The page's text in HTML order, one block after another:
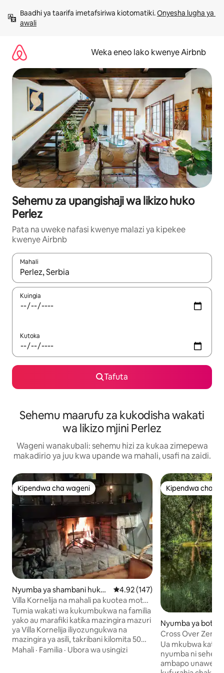
kwenda
kwenye
Baadhi ya taarifa imetafsiriwa kiotomatiki. Onyesha lugha ya
awali
Weka eneo lako kwenye Airbnb
Sehemu za upangishaji wa likizo huko
Perlez
Pata na uweke nafasi kwenye malazi ya kipekee
kwenye Airbnb
Mahali
Wakati matokeo yanapatikana, vinjari kwa kutumia vitufe vya
Kuingia
Kutoka
Tafuta
Sehemu maarufu za kukodisha wakati
wa likizo mjini Perlez
Wageni wanakubali: sehemu hizi za kukaa zimepewa
makadirio ya juu kwa upande wa mahali, usafi na zaidi.
Kipendwa cha wageni
Kipendwa cha wageni
Nyumba ya shambani huko
Stari Slankamen
Ukadiriaji wa wastani wa 4.92
4.92 (147)
Villa Kornelija na mahali pa kuotea moto
pa kimahaba!
Tumia wakati wa kukumbukwa na familia
yako au marafiki katika mazingira mazuri
ya Villa Kornelija iliyozungukwa na
mazingira ya asili, takribani kilomita 50
kutoka Belgrade kwenye ukingo wa mto
Mahali · Familia · Ubora wa usingizi
Kipendwa cha
Kipendwa cha
Nyumba ya boti
d
Cross Over
Ua mkubwa
nyumba ni
ambapo